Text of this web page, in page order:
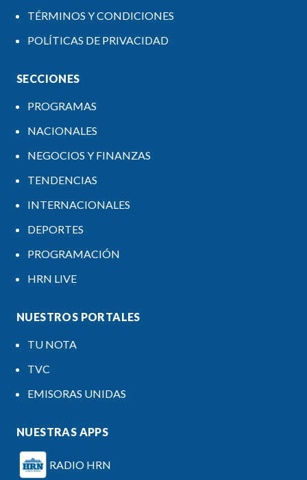
TÉRMINOS Y CONDICIONES
POLÍTICAS DE PRIVACIDAD
SECCIONES
PROGRAMAS
NACIONALES
NEGOCIOS Y FINANZAS
TENDENCIAS
INTERNACIONALES
DEPORTES
PROGRAMACIÓN
HRN LIVE
NUESTROS PORTALES
TU NOTA
TVC
EMISORAS UNIDAS
NUESTRAS APPS
RADIO HRN